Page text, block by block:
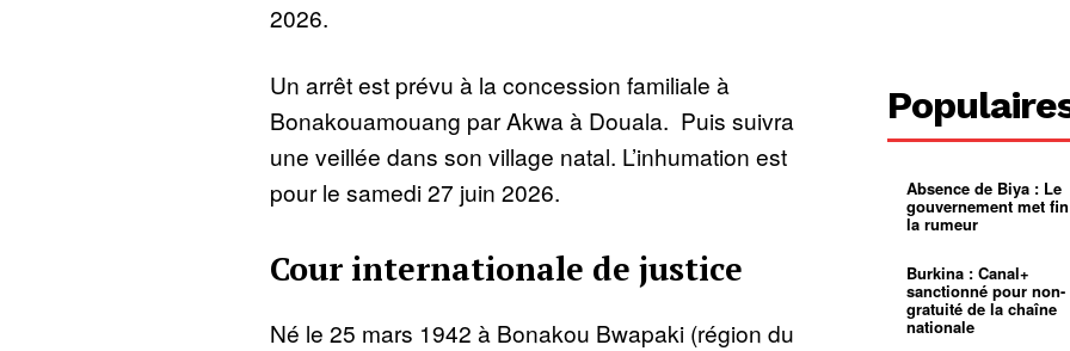
2026.
Un arrêt est prévu à la concession familiale à
Bonakouamouang par Akwa à Douala. Puis suivra
une veillée dans son village natal. L’inhumation est
pour le samedi 27 juin 2026.
Cour internationale de justice
Né le 25 mars 1942 à Bonakou Bwapaki (région du
grandes
pluies
Échec au
Le père
pasteur
L’État
d’or
Croyance
religieuse
Entre
bricolage
01:12
Absence de Biya : Le
gouvernement met
la rumeur
Burkina : Canal+
sanctionné pour non-
gratuité de la chaîne
nationale